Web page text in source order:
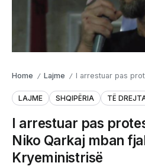
Home / Lajme / I arrestuar pas protestës te
LAJME SHQIPËRIA TË
I arrestuar pas
Niko Qarkaj mban
Kryeministrisë